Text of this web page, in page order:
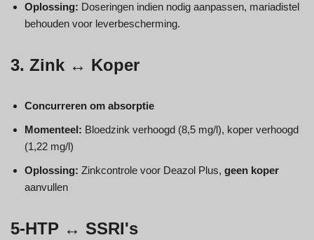
Oplossing: Doseringen indien nodig aanpassen, mariadistel
behouden voor leverbescherming.
3. Zink ↔ Koper
Concurreren om absorptie
Momenteel: Bloedzink verhoogd (8,5 mg/l), koper verhoogd
(1,22 mg/l)
Oplossing: Zinkcontrole voor Deazol Plus, geen koper
aanvullen
5-HTP ↔ SSRI's